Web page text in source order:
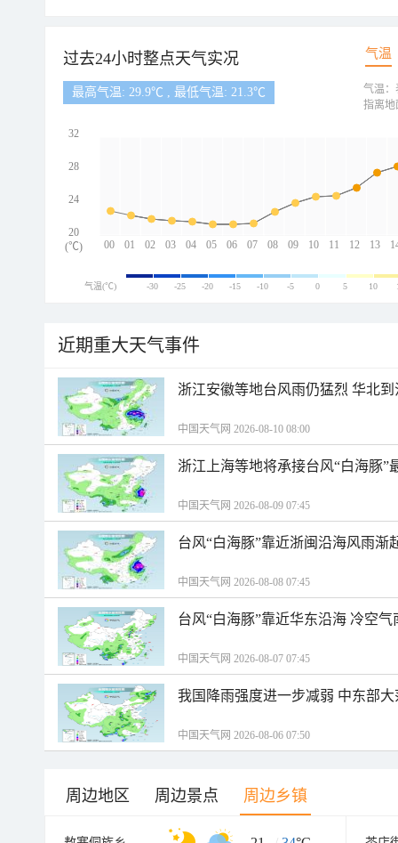
过去24小时整点天气实况 气温
最高气温: 29.9℃ , 最低气温: 21.3℃
00 01 02 03 04 05 06 07 08 09 10 11 12 13
32
28
24
20
(℃)
气温：
指离地
气温(℃) -30 -25 -20 -15 -10 -5 0 5 10
近期重大天气事件
浙江安徽等地台风雨仍猛烈 华北
中国天气网 2026-08-10 08:00
浙江上海等地将承接台风“白海豚”
中国天气网 2026-08-09 07:45
台风“白海豚”靠近浙闽沿海风雨渐
中国天气网 2026-08-08 07:45
台风“白海豚”靠近华东沿海 冷空
中国天气网 2026-08-07 07:45
我国降雨强度进一步减弱 中东部
中国天气网 2026-08-06 07:50
周边地区 周边景点 周边乡镇